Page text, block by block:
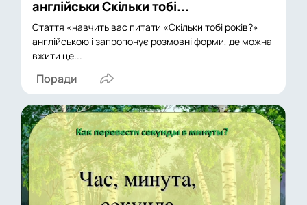
англійськи Скільки тобі...
Стаття «навчить вас питати «Скільки тобі років?»
англійською і запропонує розмовні форми, де можна
вжити це...
Поради